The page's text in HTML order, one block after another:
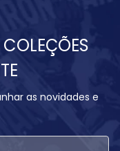
as novidades e